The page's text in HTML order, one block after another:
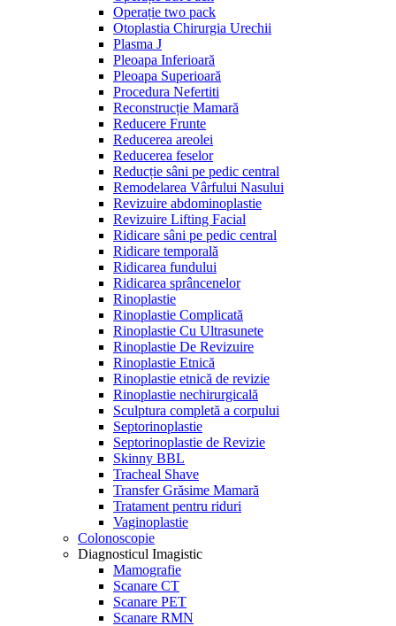
Operație two pack
Otoplastia Chirurgia Urechii
Plasma J
Pleoapa Inferioară
Pleoapa Superioară
Procedura Nefertiti
Reconstrucție Mamară
Reducere Frunte
Reducerea areolei
Reducerea feselor
Reducție sâni pe pedic central
Remodelarea Vârfului Nasului
Revizuire abdominoplastie
Revizuire Lifting Facial
Ridicare sâni pe pedic central
Ridicare temporală
Ridicarea fundului
Ridicarea sprâncenelor
Rinoplastie
Rinoplastie Complicată
Rinoplastie Cu Ultrasunete
Rinoplastie De Revizuire
Rinoplastie Etnică
Rinoplastie etnică de revizie
Rinoplastie nechirurgicală
Sculptura completă a corpului
Septorinoplastie
Septorinoplastie de Revizie
Skinny BBL
Tracheal Shave
Transfer Grăsime Mamară
Tratament pentru riduri
Vaginoplastie
Colonoscopie
Diagnosticul Imagistic
Mamografie
Scanare CT
Scanare PET
Scanare RMN